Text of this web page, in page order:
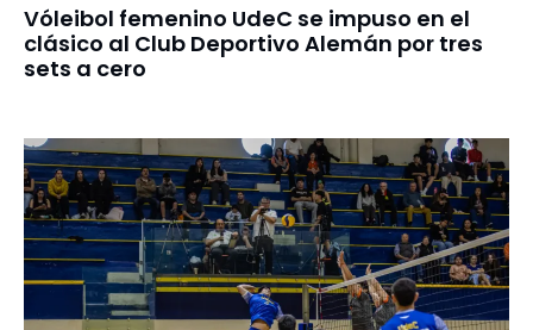
Vóleibol femenino UdeC se impuso en el
clásico al Club Deportivo Alemán por tres
sets a cero